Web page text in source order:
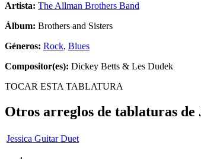
Artista: The Allman Brothers Band
Álbum: Brothers and Sisters
Géneros: Rock, Blues
Compositor(es): Dickey Betts & Les Dudek
TOCAR ESTA TABLATURA
Otros arreglos de tablaturas de
Jessica Guitar Duet